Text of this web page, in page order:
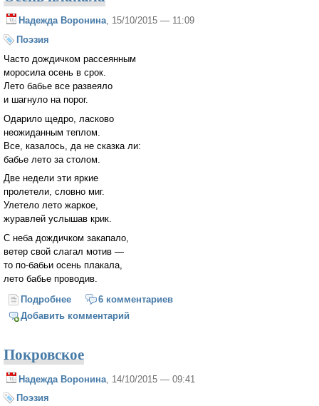
Надежда Воронина, 15/10/2015 — 11:09
Поэзия
Часто дождичком рассеянным
моросила осень в срок.
Лето бабье все развеяло
и шагнуло на порог.
Одарило щедро, ласково
неожиданным теплом.
Все, казалось, да не сказка ли:
бабье лето за столом.
Две недели эти яркие
пролетели, словно миг.
Улетело лето жаркое,
журавлей услышав крик.
С неба дождичком закапало,
ветер свой слагал мотив —
то по-бабьи осень плакала,
лето бабье проводив.
Подробнее о Осень плакала
6 комментариев
Добавить комментарий
Покровское
Надежда Воронина , 14/10/2015 — 09:41
Поэзия